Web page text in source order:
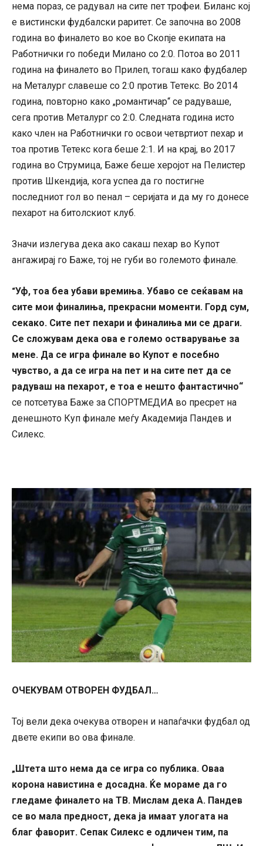
нема пораз, се радувал на сите пет трофеи. Биланс кој
е вистински фудбалски раритет. Се започна во 2008
година во финалето во кое во Скопје екипата на
Работнички го победи Милано со 2:0. Потоа во 2011
година на финалето во Прилеп, тогаш како фудбалер
на Металург славеше со 2:0 против Тетекс. Во 2014
година, повторно како „романтичар“ се радуваше,
сега против Металург со 2:0. Следната година исто
како член на Работнички го освои четвртиот пехар и
тоа против Тетекс кога беше 2:1. И на крај, во 2017
година во Струмица, Баже беше херојот на Пелистер
против Шкендија, кога успеа да го постигне
последниот гол во пенал – серијата и да му го донесе
пехарот на битолскиот клуб.
Значи излегува дека ако сакаш пехар во Купот
ангажирај го Баже, тој не губи во големото финале.
“Уф, тоа беа убави времиња. Убаво се сеќавам на
сите мои финалиња, прекрасни моменти. Горд сум,
секако. Сите пет пехари и финалиња ми се драги.
Се сложувам дека ова е големо остварување за
мене. Да се игра финале во Купот е посебно
чувство, а да се игра на пет и на сите пет да се
радуваш на пехарот, е тоа е нешто фантастично“
се потсетува Баже за СПОРТМЕДИА во пресрет на
денешното Куп финале меѓу Академија Пандев и
Силекс.
ОЧЕКУВАМ ОТВОРЕН ФУДБАЛ…
Тој вели дека очекува отворен и напаѓачки фудбал од
двете екипи во ова финале.
„Штета што нема да се игра со публика. Оваа
корона навистина е досадна. Ќе мораме да го
гледаме финалето на ТВ. Мислам дека А. Пандев
се во мала предност, дека ја имаат улогата на
благ фаворит. Сепак Силекс е одличен тим, па